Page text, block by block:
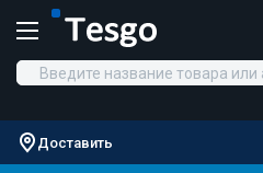
Доставить